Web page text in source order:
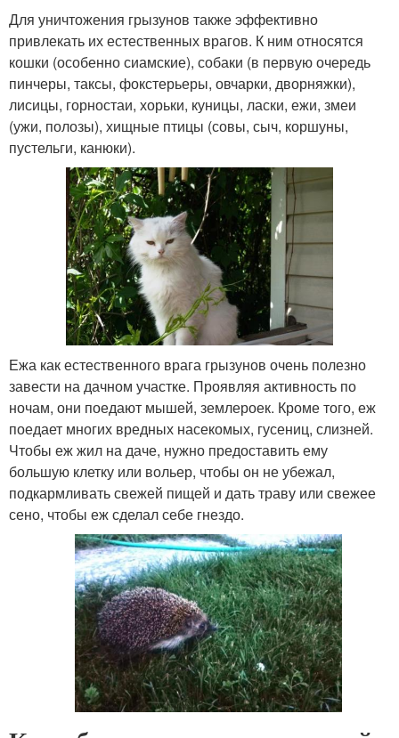
Для уничтожения грызунов также эффективно
привлекать их естественных врагов. К ним относятся
кошки (особенно сиамские), собаки (в первую очередь
пинчеры, таксы, фокстерьеры, овчарки, дворняжки),
лисицы, горностаи, хорьки, куницы, ласки, ежи, змеи
(ужи, полозы), хищные птицы (совы, сыч, коршуны,
пустельги, канюки).
Ежа как естественного врага грызунов очень полезно
завести на дачном участке. Проявляя активность по
ночам, они поедают мышей, землероек. Кроме того, еж
поедает многих вредных насекомых, гусениц, слизней.
Чтобы еж жил на даче, нужно предоставить ему
большую клетку или вольер, чтобы он не убежал,
подкармливать свежей пищей и дать траву или свежее
сено, чтобы еж сделал себе гнездо.